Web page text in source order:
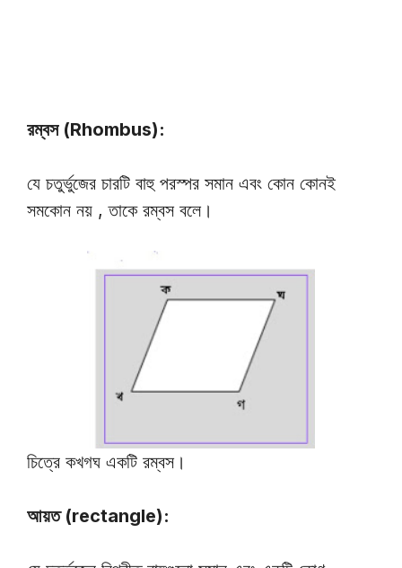
রম্বস (Rhombus):
যে চতুর্ভুজের চারটি বাহু পরস্পর সমান এবং কোন কোনই
সমকোন নয় , তাকে রম্বস বলে।
চিত্রে কখগঘ একটি রম্বস।
আয়ত (rectangle):